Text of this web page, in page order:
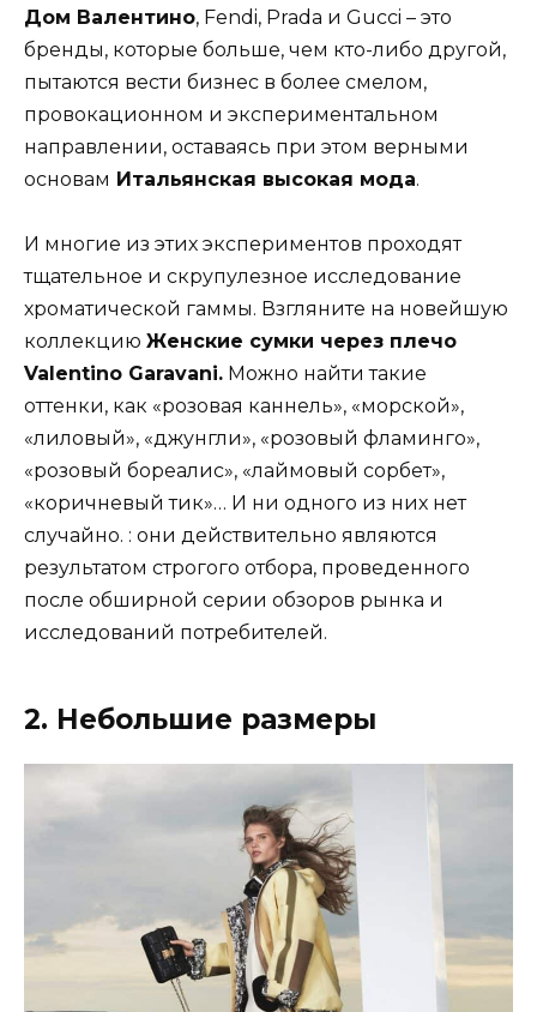
Дом Валентино, Fendi, Prada и Gucci – это
бренды, которые больше, чем кто-либо другой,
пытаются вести бизнес в более смелом,
провокационном и экспериментальном
направлении, оставаясь при этом верными
основам Итальянская высокая мода.
И многие из этих экспериментов проходят
тщательное и скрупулезное исследование
хроматической гаммы. Взгляните на новейшую
коллекцию Женские сумки через плечо
Valentino Garavani. Можно найти такие
оттенки, как «розовая каннель», «морской»,
«лиловый», «джунгли», «розовый фламинго»,
«розовый бореалис», «лаймовый сорбет»,
«коричневый тик»… И ни одного из них нет
случайно. : они действительно являются
результатом строгого отбора, проведенного
после обширной серии обзоров рынка и
исследований потребителей.
2. Небольшие размеры